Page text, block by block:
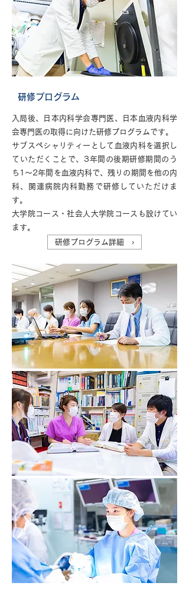
研修プログラム
入局後、日本内科学会専門医、日本血液内科学
会専門医の取得に向けた研修プログラムです。
サブスペシャリティーとして血液内科を選択し
ていただくことで、3年間の後期研修期間のう
ち1～2年間を血液内科で、残りの期間を他の内
科、関連病院内科勤務で研修していただけま
す。
大学院コース・社会人大学院コースも設けてい
ます。
研修プログラム詳細 ›